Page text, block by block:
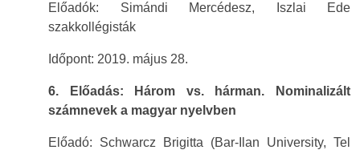
Előadók: Simándi Mercédesz, Iszlai Ede
szakkollégisták
Időpont: 2019. május 28.
6. Előadás: Három vs. hárman. Nominalizált
számnevek a magyar nyelvben
Előadó: Schwarcz Brigitta (Bar-Ilan University, Tel